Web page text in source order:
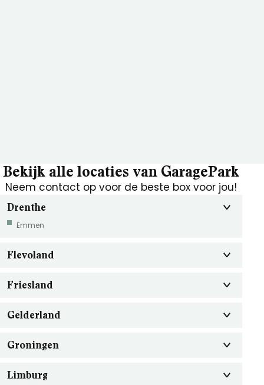
Bekijk alle locaties van GaragePark
Neem contact op voor de beste box voor jou!
Drenthe
Emmen
Flevoland
Friesland
Gelderland
Groningen
Limburg